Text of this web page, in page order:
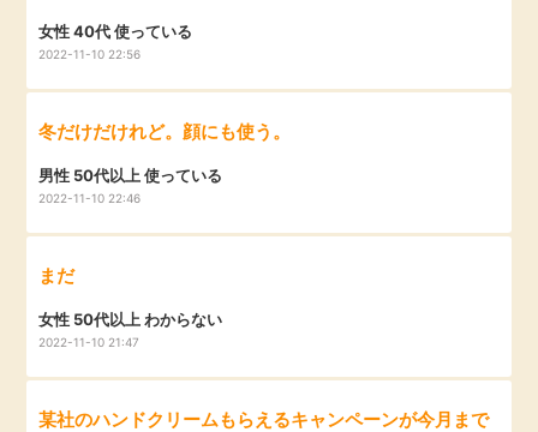
女性 40代 使っている
2022-11-10 22:56
冬だけだけれど。顔にも使う。
男性 50代以上 使っている
2022-11-10 22:46
まだ
女性 50代以上 わからない
2022-11-10 21:47
某社のハンドクリームもらえるキャンペーンが今月まで